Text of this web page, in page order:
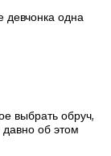
одна
выбрать обруч,
об этом